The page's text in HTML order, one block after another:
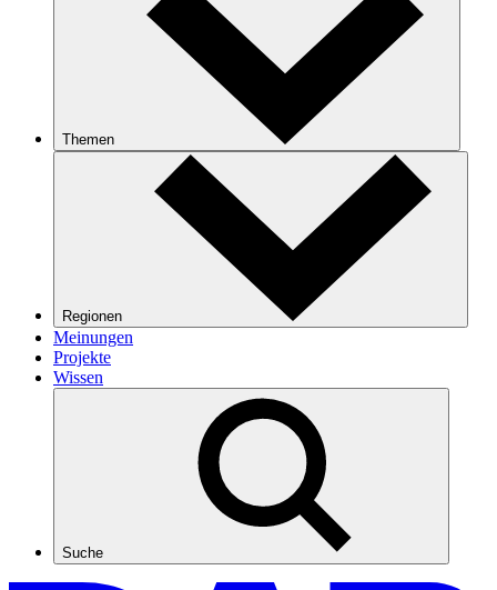
Themen
Regionen
Meinungen
Projekte
Wissen
Suche